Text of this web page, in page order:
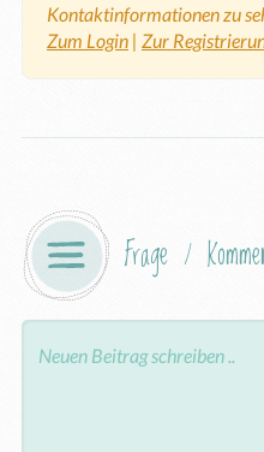
Kontaktinformationen zu
Zum Login | Zur
Frage /